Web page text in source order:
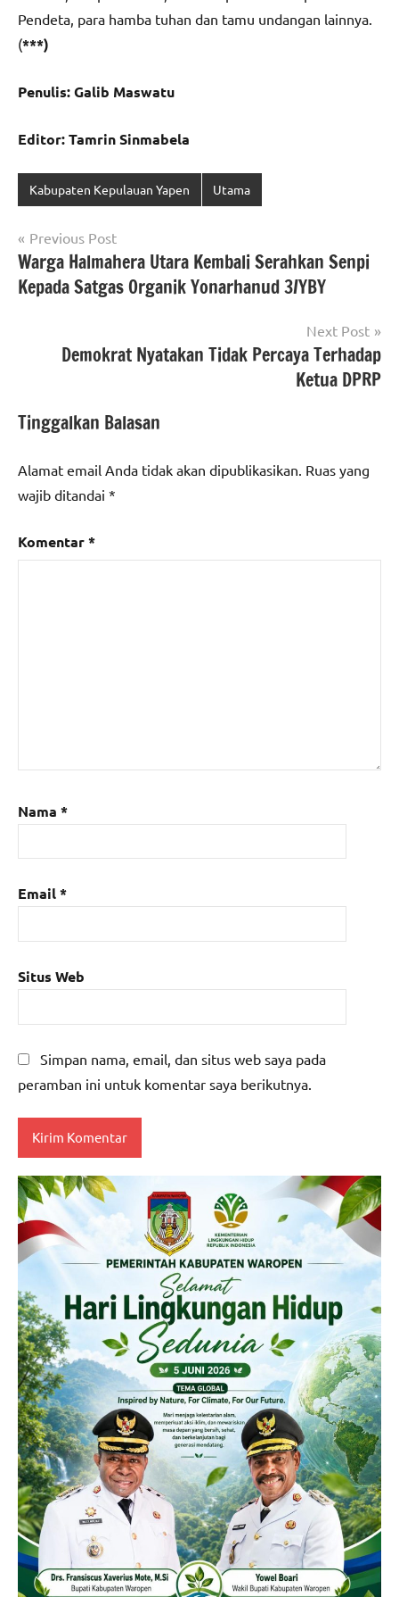
Pendeta, para hamba tuhan dan tamu undangan lainnya.
(***)
Penulis: Galib Maswatu
Editor: Tamrin Sinmabela
Kabupaten Kepulauan Yapen Utama
Navigasi
pos
Previous Post
Warga Halmahera Utara Kembali Serahkan Senpi
Kepada Satgas Organik Yonarhanud 3/YBY
Next Post
Demokrat Nyatakan Tidak Percaya Terhadap
Ketua DPRP
Tinggalkan Balasan
Alamat email Anda tidak akan dipublikasikan. Ruas yang
wajib ditandai *
Komentar*
Nama *
Email*
Situs Web
Simpan nama, email, dan situs web saya pada
peramban ini untuk komentar saya berikutnya.